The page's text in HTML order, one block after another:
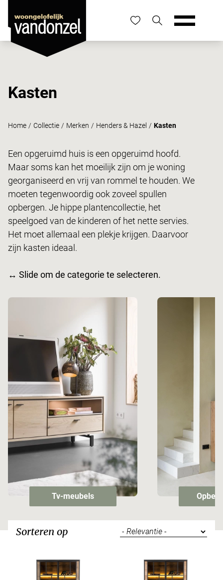
Kasten
Home / Collectie / Merken / Henders & Hazel / Kasten
Een opgeruimd huis is een opgeruimd hoofd.
Maar soms kan het moeilijk zijn om je woning
georganiseerd en vrij van rommel te houden. We
moeten tegenwoordig ook zoveel spullen
opbergen. Je hippe plantencollectie, het
speelgoed van de kinderen of het nette servies.
Het moet allemaal een plekje krijgen. Daarvoor
zijn kasten ideaal.
↔ Slide om de categorie te selecteren.
Tv-meubels
Sorteren op